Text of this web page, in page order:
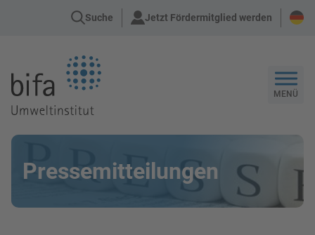
Suche Jetzt Fördermitglied werden
MENÜ
Pressemitteilungen